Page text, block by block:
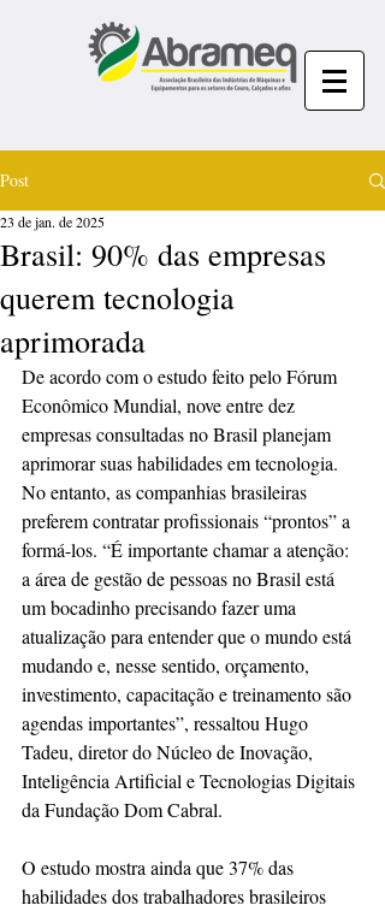
Post
Brasil: 90% das empresas
querem tecnologia
aprimorada
23 de jan. de 2025
De acordo com o estudo feito pelo Fórum
Econômico Mundial, nove entre dez
empresas consultadas no Brasil planejam
aprimorar suas habilidades em tecnologia.
No entanto, as companhias brasileiras
preferem contratar profissionais “prontos” a
formá-los. “É importante chamar a atenção:
a área de gestão de pessoas no Brasil está
um bocadinho precisando fazer uma
atualização para entender que o mundo está
mudando e, nesse sentido, orçamento,
investimento, capacitação e treinamento são
agendas importantes”, ressaltou Hugo
Tadeu, diretor do Núcleo de Inovação,
Inteligência Artificial e Tecnologias Digitais
da Fundação Dom Cabral.
O estudo mostra ainda que 37% das
habilidades dos trabalhadores brasileiros